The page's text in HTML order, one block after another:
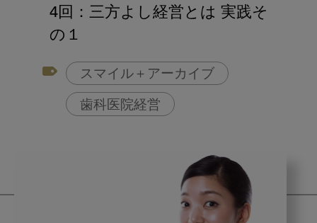
4回：三方よし経営とは 実践そ
の１
スマイル＋アーカイブ
歯科医院経営